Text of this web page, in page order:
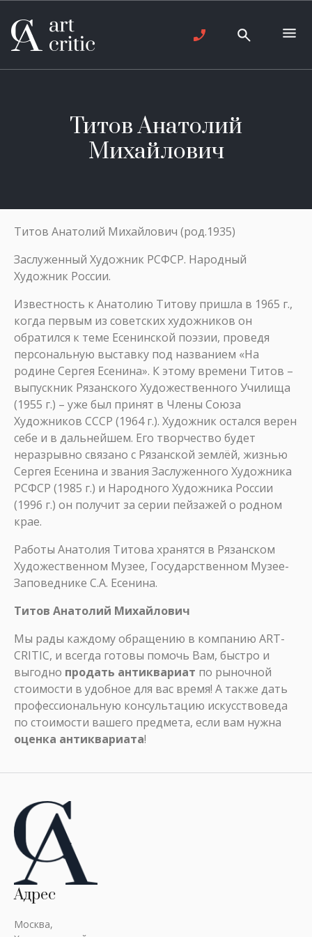
Титов Анатолий
Михайлович
Титов Анатолий Михайлович (род.1935)
Заслуженный Художник РСФСР. Народный
Художник России.
Известность к Анатолию Титову пришла в 1965 г.,
когда первым из советских художников он
обратился к теме Есенинской поэзии, проведя
персональную выставку под названием «На
родине Сергея Есенина». К этому времени Титов –
выпускник Рязанского Художественного Училища
(1955 г.) – уже был принят в Члены Союза
Художников СССР (1964 г.). Художник остался верен
себе и в дальнейшем. Его творчество будет
неразрывно связано с Рязанской землёй, жизнью
Сергея Есенина и звания Заслуженного Художника
РСФСР (1985 г.) и Народного Художника России
(1996 г.) он получит за серии пейзажей о родном
крае.
Работы Анатолия Титова хранятся в Рязанском
Художественном Музее, Государственном Музее-
Заповеднике С.А. Есенина.
Титов Анатолий Михайлович
Мы рады каждому обращению в компанию ART-
CRITIC, и всегда готовы помочь Вам, быстро и
выгодно продать антиквариат по рыночной
стоимости в удобное для вас время! А также дать
профессиональную консультацию искусствоведа
по стоимости вашего предмета, если вам нужна
оценка антиквариата!
Адрес
Москва,